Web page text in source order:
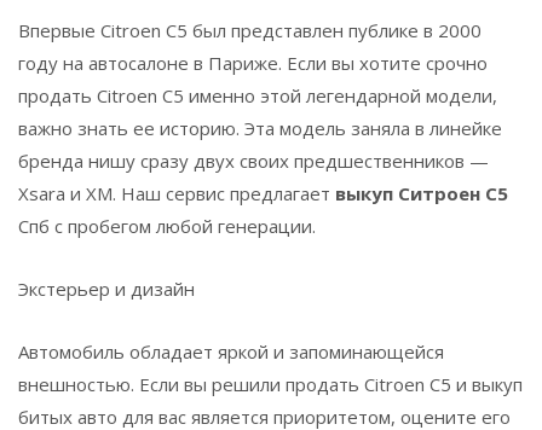
Впервые Citroen C5 был представлен публике в 2000
году на автосалоне в Париже. Если вы хотите срочно
продать Citroen C5 именно этой легендарной модели,
важно знать ее историю. Эта модель заняла в линейке
бренда нишу сразу двух своих предшественников —
Xsara и XM. Наш сервис предлагает выкуп Ситроен C5
Спб с пробегом любой генерации.
Экстерьер и дизайн
Автомобиль обладает яркой и запоминающейся
внешностью. Если вы решили продать Citroen C5 и выкуп
битых авто для вас является приоритетом, оцените его